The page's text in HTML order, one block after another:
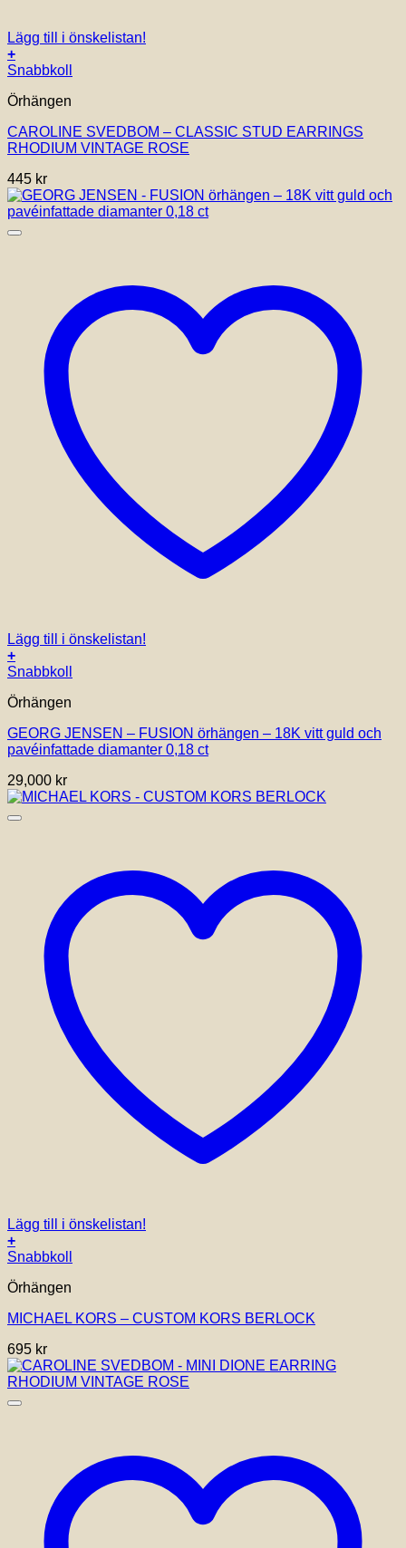
Lägg till i önskelistan!
+
Snabbkoll
Örhängen
CAROLINE SVEDBOM – CLASSIC STUD EARRINGS
RHODIUM VINTAGE ROSE
445 kr
Lägg till i önskelistan!
+
Snabbkoll
Örhängen
GEORG JENSEN – FUSION örhängen – 18K vitt guld och
pavéinfattade diamanter 0,18 ct
29,000 kr
Lägg till i önskelistan!
+
Snabbkoll
Örhängen
MICHAEL KORS – CUSTOM KORS BERLOCK
695 kr